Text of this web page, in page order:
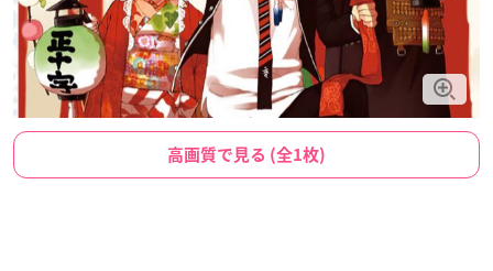
高画質で見る (全1枚)